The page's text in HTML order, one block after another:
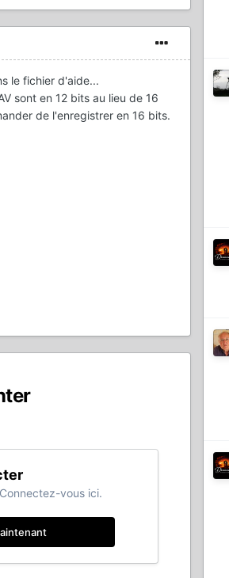
le fichier d'aide...
sont en 12 bits au lieu de 16
de l'enregistrer en 16 bits.
vous ici.